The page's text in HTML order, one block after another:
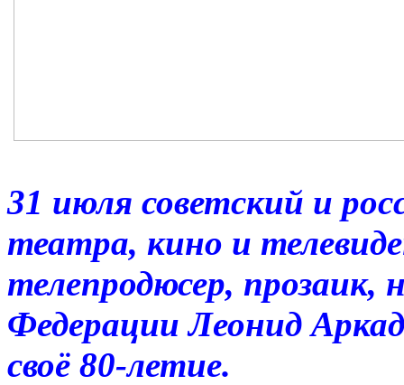
31 июля советский и
театра, кино и
телепродюсер,
Федерации Леонид
своё 80-летие.